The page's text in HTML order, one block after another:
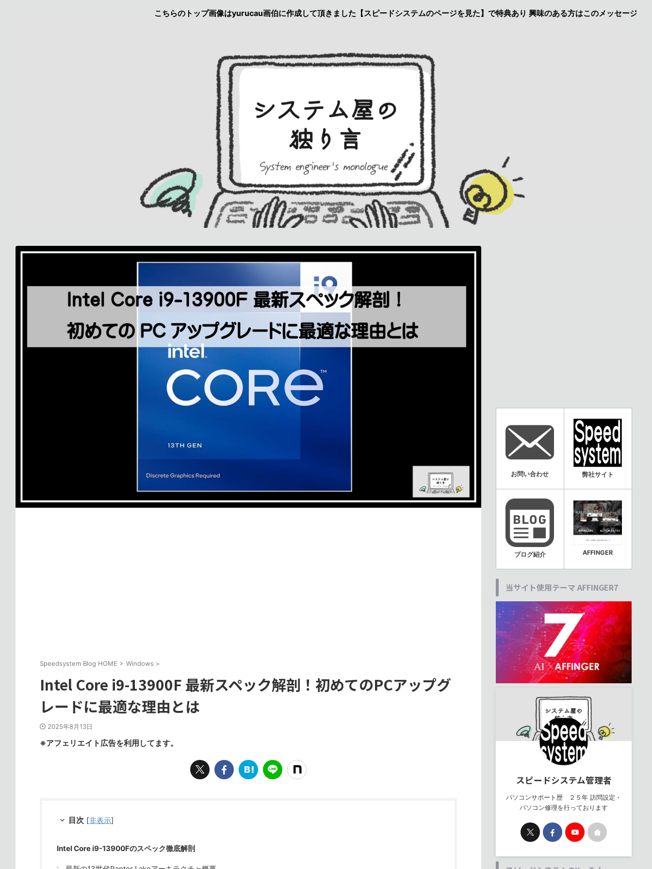
こちらのトップ画像はyurucau画伯に作成して頂きました【スピードシステムのページを見た】で特典あり 興味のある方はこのメッセージをクリック
Speedsystem Blog HOME > Windows >
Intel Core i9-13900F 最新スペック解剖！初めてのPCアップグ
レードに最適な理由とは
2025年8月13日
※アフェリエイト広告を利用してます。
目次 [非表示]
Intel Core i9-13900Fのスペック徹底解剖
お問い合わせ 弊社サイト
ブログ紹介 AFFINGER
当サイト使用テーマ AFFINGER7
スピードシステム管理者
パソコンサポート歴 ２５年 訪問設定・
パソコン修理を行っております